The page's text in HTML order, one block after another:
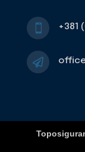
+381
